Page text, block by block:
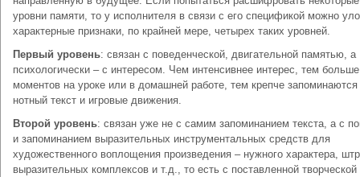
уровни памяти, то у исполнителя в связи с его спецификой можно
характерные признаки, по крайней мере, четырех таких уровней.
Первый уровень: связан с поведенческой, двигательной памятью, а
психологически – с интересом. Чем интенсивнее интерес, тем
моментов на уроке или в домашней работе, тем крепче запоминаются
нотный текст и игровые движения.
Второй уровень: связан уже не с самим запоминанием текста, а с
и запоминанием выразительных инструментальных средств для
художественного воплощения произведения – нужного характера,
выразительных комплексов и т.д., то есть с поставленной